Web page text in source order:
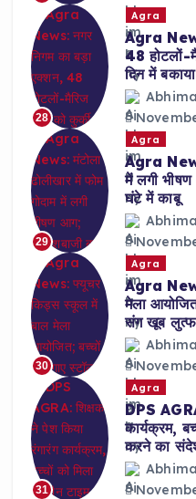
28
Agra
Agra
48 होटलों-
दिन में
29
Agra
Agra
में लगी
घंटे में काबू
30
Agra
Agra
मेला
संग खूब लुत्फ
31
Agra
DPS
कार्यक्रम,
करने का